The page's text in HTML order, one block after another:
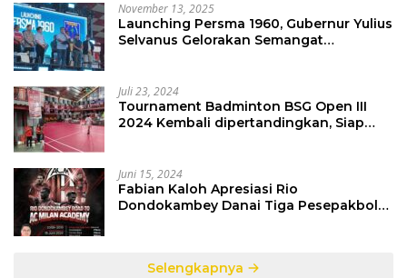
November 13, 2025
Launching Persma 1960, Gubernur Yulius
Selvanus Gelorakan Semangat
Juli 23, 2024
Tournament Badminton BSG Open III
2024 Kembali dipertandingkan, Siap
Juni 15, 2024
Fabian Kaloh Apresiasi Rio
Dondokambey Danai Tiga Pesepakbola
Selengkapnya